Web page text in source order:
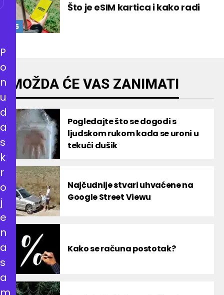
Što je eSIM kartica i kako radi
MOŽDA ĆE VAS ZANIMATI
Pogledajte što se dogodi s
ljudskom rukom kada se uroni u
tekući dušik
Najčudnije stvari uhvaćene na
Google Street Viewu
Kako se računa postotak?
P
o
n
u
d
a
s
k
r
o
j
e
n
a
s
a